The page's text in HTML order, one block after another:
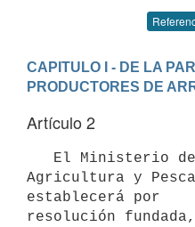
CAPITULO I - DE LA
PRODUCTORES DE
Artículo 2
Agricultura y Pesca
establecerá por
resolución